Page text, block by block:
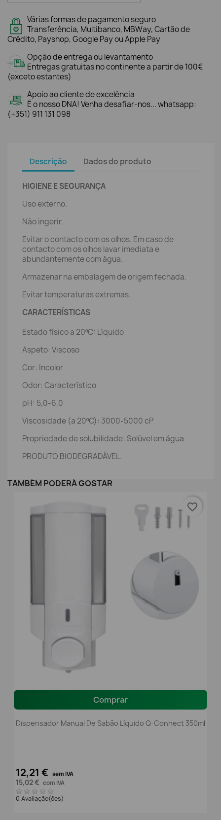
Várias formas de pagamento seguro
Transferência, Multibanco, MBWay, Cartão de
Crédito, Payshop, Google Pay ou Apple Pay
Opção de entrega ou levantamento
Entregas gratuitas no continente a partir de 100€
(exceto estantes)
Apoio ao cliente de excelência
É o nosso DNA! Venha desafiar-nos... whatsapp:
(+351) 911 131 098
Descrição Dados do produto
HIGIENE E SEGURANÇA
Uso externo.
Não ingerir.
Evitar o contacto com os olhos. Em caso de
contacto com os olhos lavar imediata e
abundantemente com água.
Armazenar na embalagem de origem fechada.
Evitar temperaturas extremas.
CARACTERÍSTICAS
Estado físico a 20ºC: Líquido
Aspeto: Viscoso
Cor: Incolor
Odor: Característico
pH: 5,0-6,0
Viscosidade (a 20ºC): 3000-5000 cP
Propriedade de solubilidade: Solúvel em água
PRODUTO BIODEGRADÁVEL.
TAMBÉM PODERÁ GOSTAR
Comprar
Dispensador Manual De Sabão Líquido Q-Connect 350ml
12,21 € sem IVA
15,02 € com IVA
0 Avaliação(ões)
favorite_border